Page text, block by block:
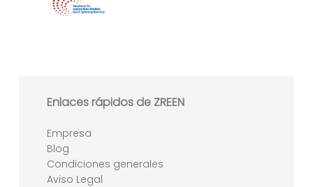
Enlaces rápidos de ZREEN
Empresa
Blog
Condiciones generales
Aviso Legal